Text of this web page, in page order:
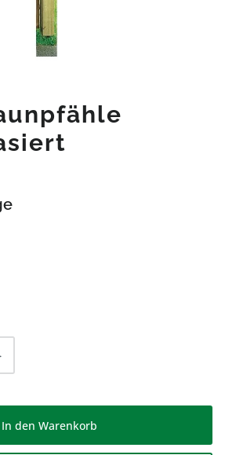
Gib den gewünschten
In den Warenkorb